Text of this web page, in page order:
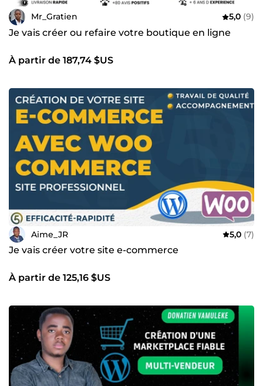
Mr_Gratien 5,0 (9)
Je vais créer ou refaire votre boutique en ligne
À partir de 187,74 $US
Aime_JR 5,0 (7)
Je vais créer votre site e-commerce
À partir de 125,16 $US